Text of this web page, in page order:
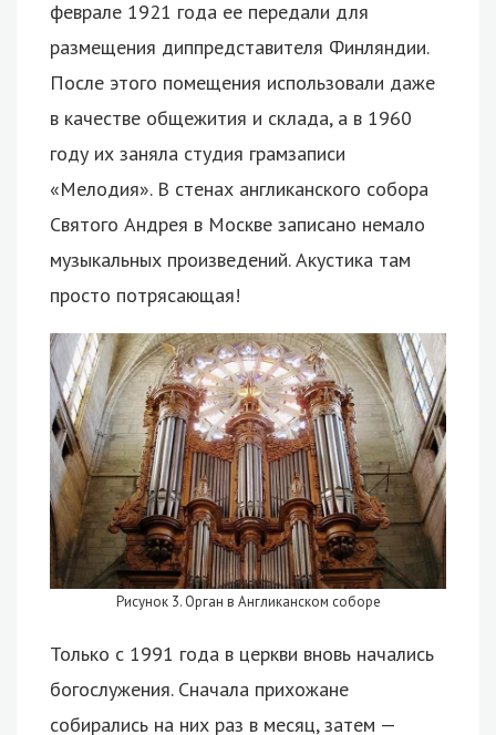
феврале 1921 года ее передали для
размещения диппредставителя Финляндии.
После этого помещения использовали даже
в качестве общежития и склада, а в 1960
году их заняла студия грамзаписи
«Мелодия». В стенах англиканского собора
Святого Андрея в Москве записано немало
музыкальных произведений. Акустика там
просто потрясающая!
Рисунок 3. Орган в Англиканском соборе
Только с 1991 года в церкви вновь начались
богослужения. Сначала прихожане
собирались на них раз в месяц, затем —